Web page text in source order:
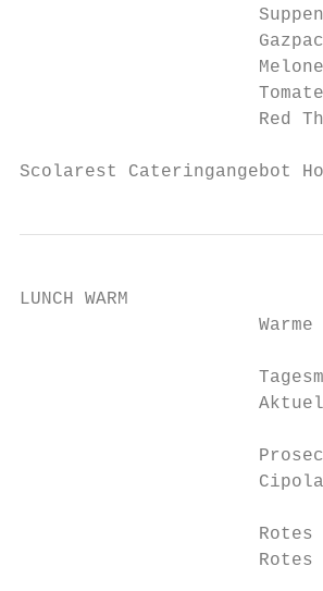
Red
Scolarest Cateringangebot
LUNCH WARM